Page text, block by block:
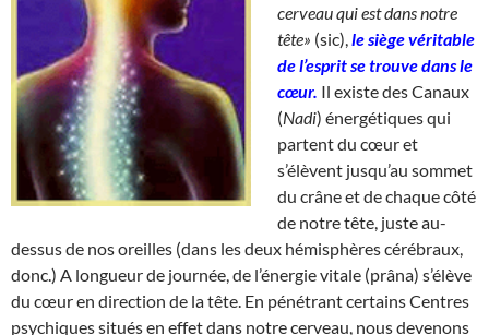
cerveau qui est dans notre
tête» (sic), le siège véritable
de l’esprit se trouve dans le
cœur. Il existe des Canaux
(Nadi) énergétiques qui
partent du cœur et
s’élèvent jusqu’au sommet
du crâne et de chaque côté
de notre tête, juste au-
dessus de nos oreilles (dans les deux hémisphères cérébraux,
donc.) A longueur de journée, de l’énergie vitale (prâna) s’élève
du cœur en direction de la tête. En pénétrant certains Centres
psychiques situés en effet dans notre cerveau, nous devenons